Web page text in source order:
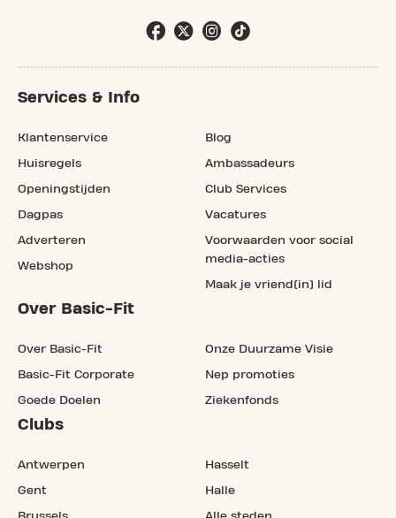
Services & Info
Klantenservice
Huisregels
Openingstijden
Dagpas
Adverteren
Webshop
Blog
Ambassadeurs
Club Services
Vacatures
Voorwaarden voor social
media-acties
Maak je vriend(in) lid
Over Basic-Fit
Over Basic-Fit
Basic-Fit Corporate
Goede Doelen
Onze Duurzame Visie
Nep promoties
Ziekenfonds
Clubs
Antwerpen
Gent
Hasselt
Halle